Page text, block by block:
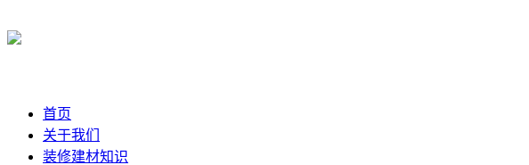
首页
关于我们
装修建材知识